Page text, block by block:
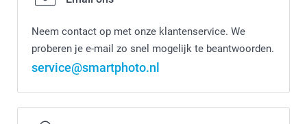
Neem contact op met onze klantenservice. We
proberen je e-mail zo snel mogelijk te beantwoorden.
service@smartphoto.nl